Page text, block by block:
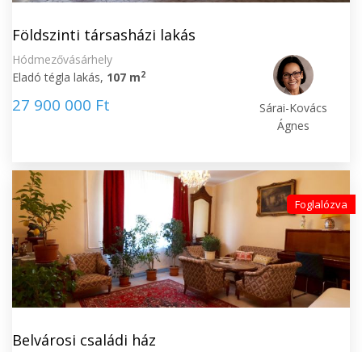
Földszinti társasházi lakás
Hódmezővásárhely
Eladó tégla lakás, 107 m2
27 900 000 Ft
Sárai-Kovács
Ágnes
Foglalózva
Belvárosi családi ház